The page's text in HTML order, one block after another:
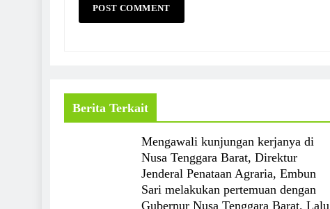
Berita Terkait
Mengawali kunjungan kerjanya di
Nusa Tenggara Barat, Direktur
Jenderal Penataan Agraria, Embun
Sari melakukan pertemuan dengan
Gubernur Nusa Tenggara Barat, Lalu